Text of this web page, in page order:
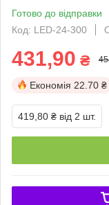
Готово до відправки
Код: LED-24-300
431,90 ₴
Економія 22.70 ₴
419,80 ₴ від 2 шт.